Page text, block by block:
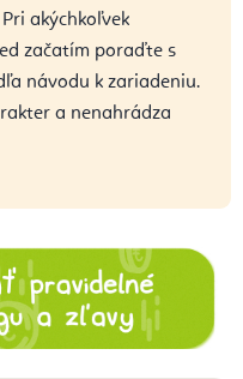
akýchkoľvek
začatím poraďte s
návodu k zariadeniu.
a nenahrádza